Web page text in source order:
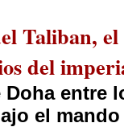
Taliban,
del
Doha entre
el